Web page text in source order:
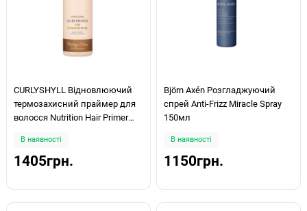
CURLYSHYLL Відновлюючий
термозахисний праймер для
волосся Nutrition Hair Primer
В наявності
1405грн.
Björn Axén Розгладжуючий
спрей Anti-Frizz Miracle Spray
150мл
В наявності
1150грн.